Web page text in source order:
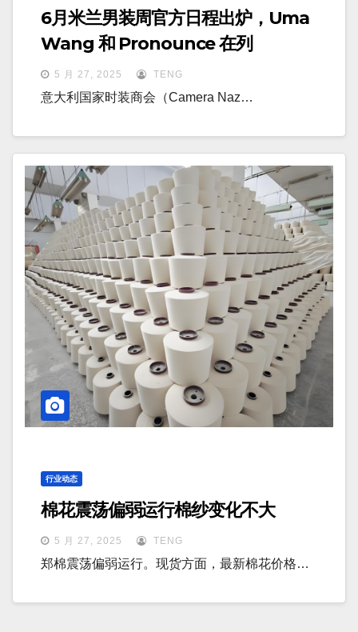
6月米兰男装周官方日程出炉，Uma
Wang 和 Pronounce 在列
5 月 27, 2025 TENG
意大利国家时装商会（Camera Naz…
行业动态
棉花震荡偏弱运行棉纱变化不大
5 月 27, 2025 TENG
郑棉震荡偏弱运行。现货方面，最新棉花价格…